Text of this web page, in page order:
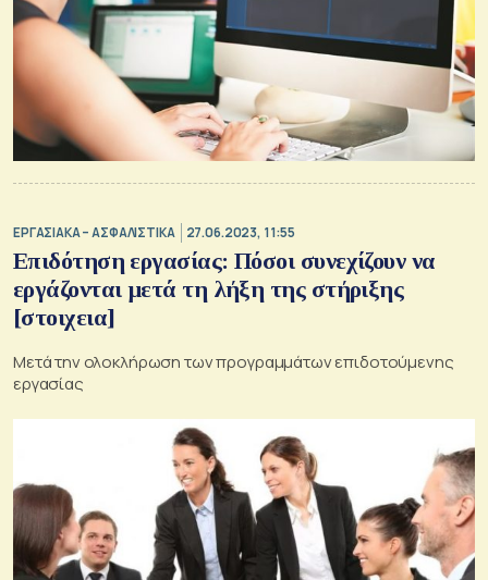
ΕΡΓΑΣΙΑΚΑ – ΑΣΦΑΛΙΣΤΙΚΑ 27.06.2023, 11:55
Επιδότηση εργασίας: Πόσοι συνεχίζουν να
εργάζονται μετά τη λήξη της στήριξης
[στοιχεια]
Μετά την ολοκλήρωση των προγραμμάτων επιδοτούμενης
εργασίας